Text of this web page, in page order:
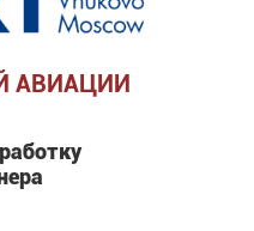
АВИАЦИИ